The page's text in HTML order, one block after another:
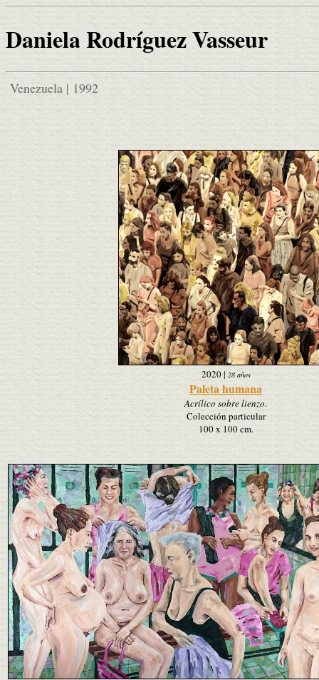
Daniela Rodríguez Vasseur
Venezuela | 1992
2020| 28 años
Paleta humana
Acrílico sobre lienzo.
Colección particular
100 x 100 cm.